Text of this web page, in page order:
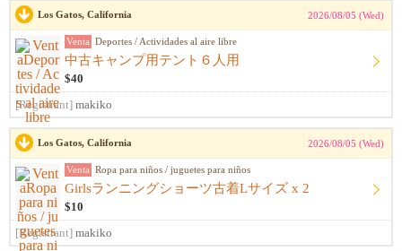
Los Gatos, California 2026/08/05 (Wed)
Venta Deportes / Actividades al aire libre
中古キャンプ用テント６人用
$40
[Registrant] makiko
Los Gatos, California 2026/08/05 (Wed)
Venta Ropa para niños / juguetes para niños
Girlsランニングショーツ古着Lサイズ x 2
$10
[Registrant] makiko